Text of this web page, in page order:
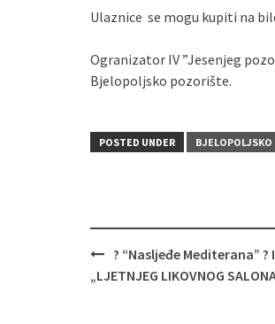
Ulaznice se mogu kupiti na
Ogranizator IV ”Jesenjeg
Bjelopoljsko pozorište.
POSTED UNDER
Post
navigation
? “Nasljeđe Mediterana” ?
„LJETNJEG LIKOVNOG